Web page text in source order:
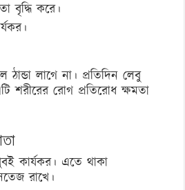
বৃদ্ধি করে।
লাগে না। প্রতিদিন লেবু
শরীরের রোগ প্রতিরোধ ক্ষমতা
কার্যকর। এতে থাকা
রাখে।